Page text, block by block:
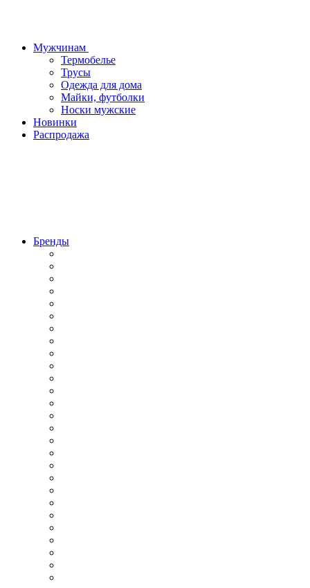
Мужчинам
Термобелье
Трусы
Одежда для дома
Майки, футболки
Носки мужские
Новинки
Распродажа
Бренды